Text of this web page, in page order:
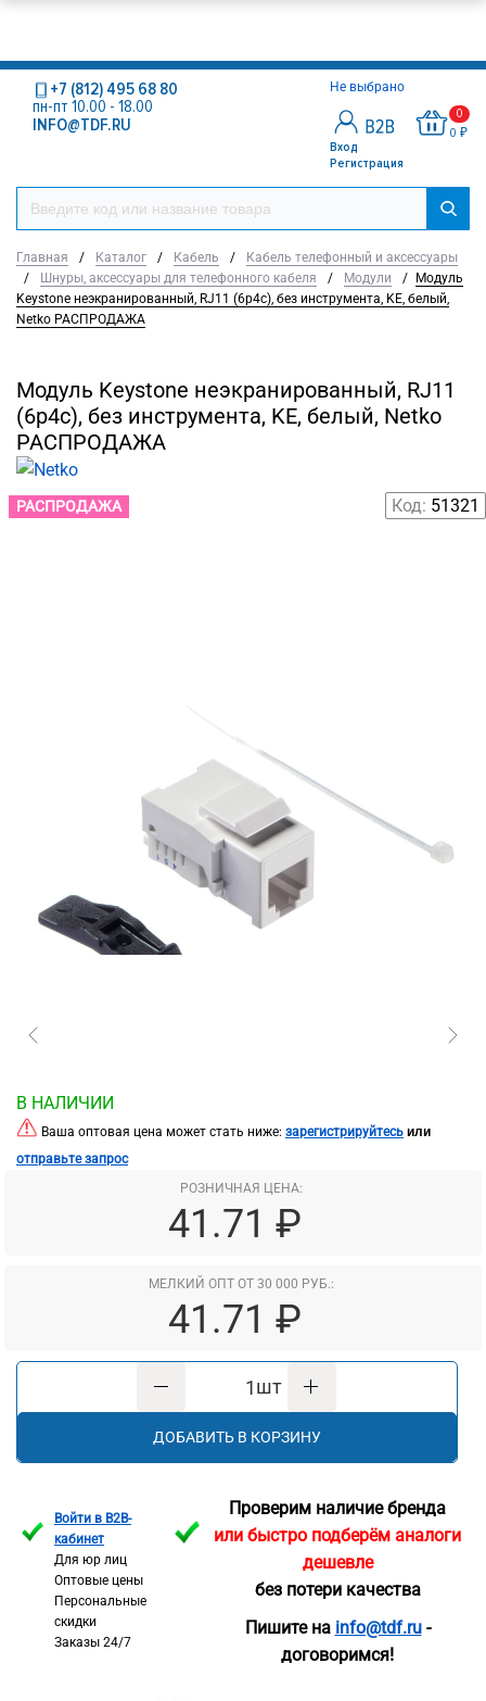
Не выбрано
Вход
Регистрация
0
0 ₽
+7 (812) 495 68 80
пн-пт 10.00 - 18.00
INFO@TDF.RU
Главная / Каталог / Кабель /
Кабель телефонный и аксессуары
/
Шнуры, аксессуары для телефонного кабеля / Модули /
Модуль
Keystone неэкранированный, RJ11 (6p4c), без инструмента, KE, белый,
Netko РАСПРОДАЖА
Модуль Keystone неэкранированный, RJ11
(6p4c), без инструмента, KE, белый, Netko
РАСПРОДАЖА
РАСПРОДАЖА Код: 51321
В НАЛИЧИИ
Ваша оптовая цена может стать ниже: зарегистрируйтесь или
отправьте запрос
РОЗНИЧНАЯ ЦЕНА:
41.71 ₽
МЕЛКИЙ ОПТ ОТ 30 000 РУБ.:
41.71 ₽
шт
ДОБАВИТЬ В КОРЗИНУ
Войти в B2B-
кабинет
Для юр лиц
Оптовые цены
Персональные
скидки
Заказы 24/7
Проверим наличие бренда
или быстро подберём аналоги
дешевле
без потери качества
Пишите на info@tdf.ru-
договоримся!